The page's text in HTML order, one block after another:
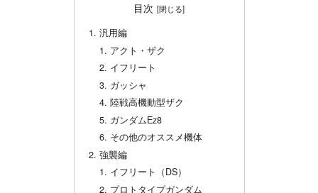
目次
汎用編
アクト・ザク
イフリート
ガッシャ
陸戦高機動型ザク
ガンダムEz8
その他のオススメ機体
強襲編
イフリート（DS）
プロトタイプガンダム